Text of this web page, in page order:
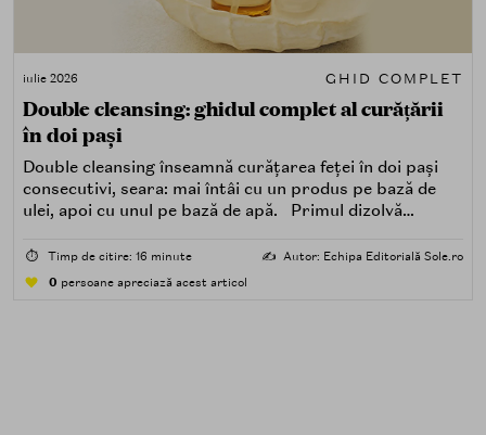
iulie 2026 GHID COMPLET
Double cleansing: ghidul complet al curățării
în doi pași
Double cleansing înseamnă curățarea feței în doi pași
consecutivi, seara: mai întâi cu un produs pe bază de
ulei, apoi cu unul pe bază de apă. Primul dizolvă
poluare. Al doilea îndepărtează impuritățile solubile în
⏱️ Timp de citire: 16 minute ✍️ Autor: Echipa Editorială Sole.ro
0 persoane apreciază acest articol